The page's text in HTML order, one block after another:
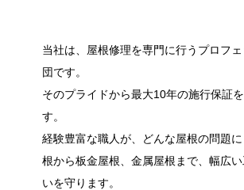
当社は、屋根修理を専門に行うプロフ
団です。
そのプライドから最大10年の施行保証
す。
経験豊富な職人が、どんな屋根の問題
根から板金屋根、金属屋根まで、幅広
いを守ります。